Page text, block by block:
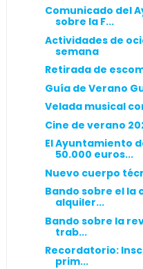
Comunicado del
sobre la F...
Actividades de
semana
Retirada de
Guía de Verano
Velada musical
Cine de verano
El Ayuntamiento
50.000 euros...
Nuevo cuerpo
Bando sobre el
alquiler...
Bando sobre la
trab...
Recordatorio:
prim...